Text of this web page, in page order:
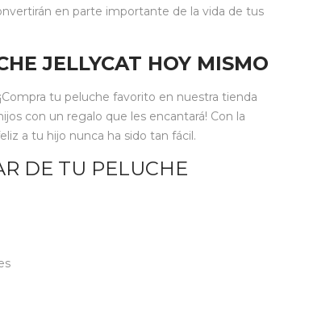
en parte importante de la vida de tus
JELLYCAT HOY MISMO
tu peluche favorito en nuestra tienda
con un regalo que les encantará! Con la
a tu hijo nunca ha sido tan fácil.
DE TU PELUCHE